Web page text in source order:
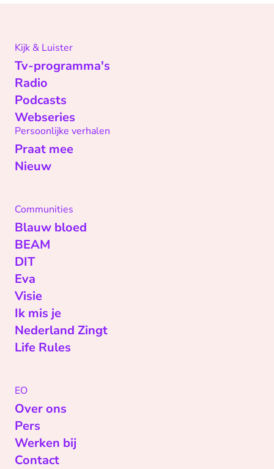
Kijk & Luister
Tv-programma's
Radio
Podcasts
Webseries
Persoonlijke verhalen
Praat mee
Nieuw
Communities
Blauw bloed
BEAM
DIT
Eva
Visie
Ik mis je
Nederland Zingt
Life Rules
EO
Over ons
Pers
Werken bij
Contact